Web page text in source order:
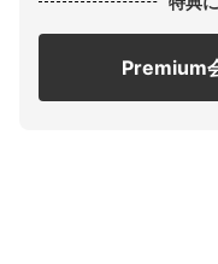
Premium